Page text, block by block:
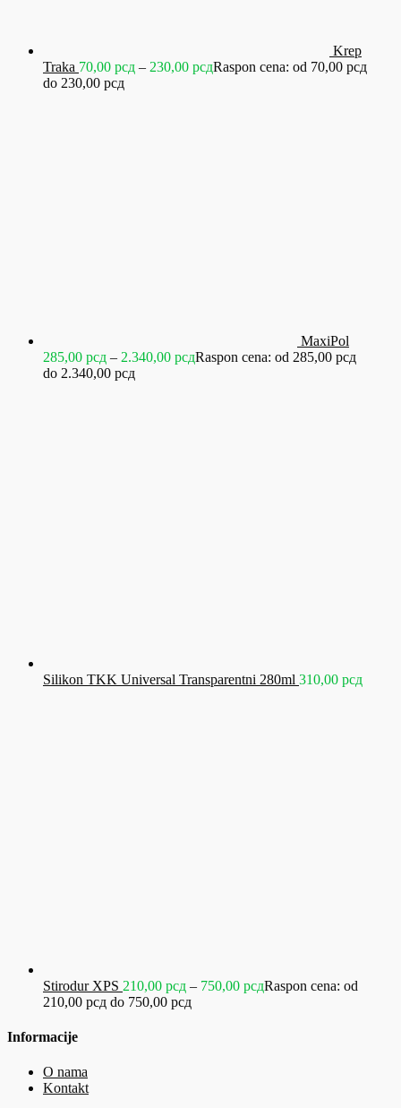
Krep
Traka 70,00 рсд – 230,00 рсдRaspon cena: od 70,00 рсд
do 230,00 рсд
MaxiPol
285,00 рсд – 2.340,00 рсдRaspon cena: od 285,00 рсд
do 2.340,00 рсд
Silikon TKK Universal Transparentni 280ml 310,00 рсд
Stirodur XPS 210,00 рсд – 750,00 рсдRaspon cena: od
210,00 рсд do 750,00 рсд
Informacije
O nama
Kontakt